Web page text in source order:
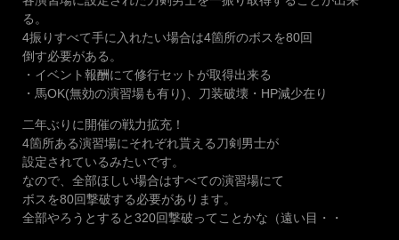
る。
4振りすべて手に入れたい場合は4箇所のボスを80回
倒す必要がある。
・イベント報酬にて修行セットが取得出来る
・馬OK(無効の演習場も有り)、刀装破壊・HP減少在り
二年ぶりに開催の戦力拡充！
4箇所ある演習場にそれぞれ貰える刀剣男士が
設定されているみたいです。
なので、全部ほしい場合はすべての演習場にて
ボスを80回撃破する必要があります。
全部やろうとすると320回撃破ってことかな（遠い目・・